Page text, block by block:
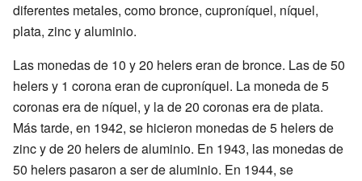
diferentes metales, como bronce, cuproníquel, níquel,
plata, zinc y aluminio.
Las monedas de 10 y 20 helers eran de bronce. Las de 50
helers y 1 corona eran de cuproníquel. La moneda de 5
coronas era de níquel, y la de 20 coronas era de plata.
Más tarde, en 1942, se hicieron monedas de 5 helers de
zinc y de 20 helers de aluminio. En 1943, las monedas de
50 helers pasaron a ser de aluminio. En 1944, se